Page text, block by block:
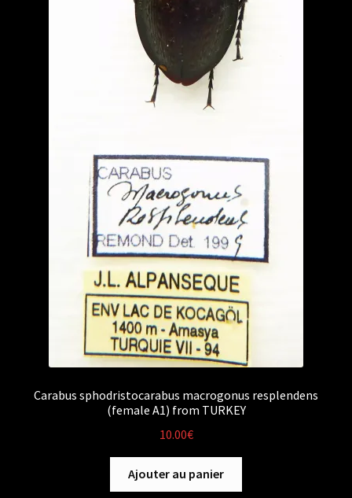
Carabus sphodristocarabus macrogonus resplendens
(female A1) from TURKEY
10.00€
Ajouter au panier